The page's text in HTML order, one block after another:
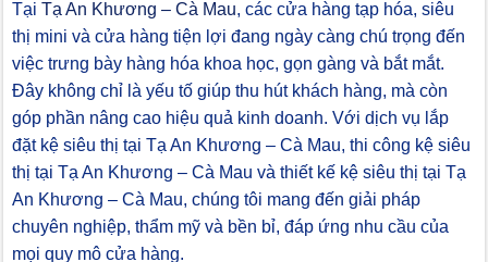
Tại Tạ An Khương – Cà Mau, các cửa hàng tạp hóa, siêu
thị mini và cửa hàng tiện lợi đang ngày càng chú trọng đến
việc trưng bày hàng hóa khoa học, gọn gàng và bắt mắt.
Đây không chỉ là yếu tố giúp thu hút khách hàng, mà còn
góp phần nâng cao hiệu quả kinh doanh. Với dịch vụ lắp
đặt kệ siêu thị tại Tạ An Khương – Cà Mau, thi công kệ siêu
thị tại Tạ An Khương – Cà Mau và thiết kế kệ siêu thị tại Tạ
An Khương – Cà Mau, chúng tôi mang đến giải pháp
chuyên nghiệp, thẩm mỹ và bền bỉ, đáp ứng nhu cầu của
mọi quy mô cửa hàng.